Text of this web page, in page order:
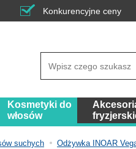
Konkurencyjne ceny
Kosmetyki do
włosów
suchych Odżywka INOAR